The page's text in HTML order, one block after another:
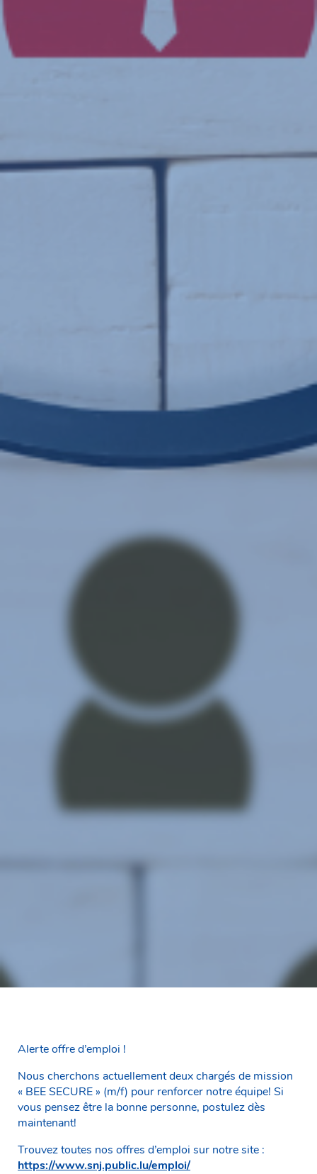
Alerte offre d’emploi !
Nous cherchons actuellement deux chargés de mission
« BEE SECURE » (m/f) pour renforcer notre équipe! Si
vous pensez être la bonne personne, postulez dès
maintenant!
Trouvez toutes nos offres d’emploi sur notre site :
https://www.snj.public.lu/emploi/